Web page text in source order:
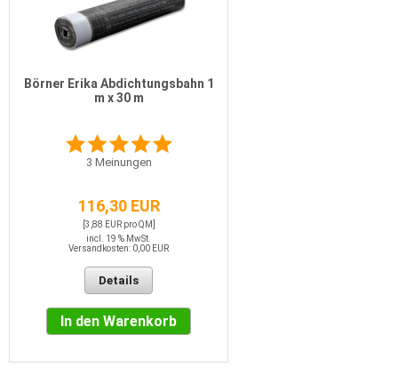
Börner Erika Abdichtungsbahn 1
m x 30 m
3 Meinungen
116,30 EUR
[3,88 EUR pro QM]
incl. 19 % MwSt.
Versandkosten: 0,00 EUR
Details
In den Warenkorb